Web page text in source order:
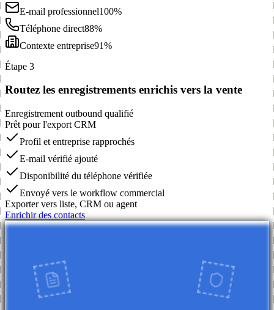
E-mail professionnel100%
Téléphone direct88%
Contexte entreprise91%
Étape 3
Routez les enregistrements enrichis vers la vente
Enregistrement outbound qualifié
Prêt pour l'export CRM
Profil et entreprise rapprochés
E-mail vérifié ajouté
Disponibilité du téléphone vérifiée
Envoyé vers le workflow commercial
Exporter vers liste, CRM ou agent
Enrichir des contacts